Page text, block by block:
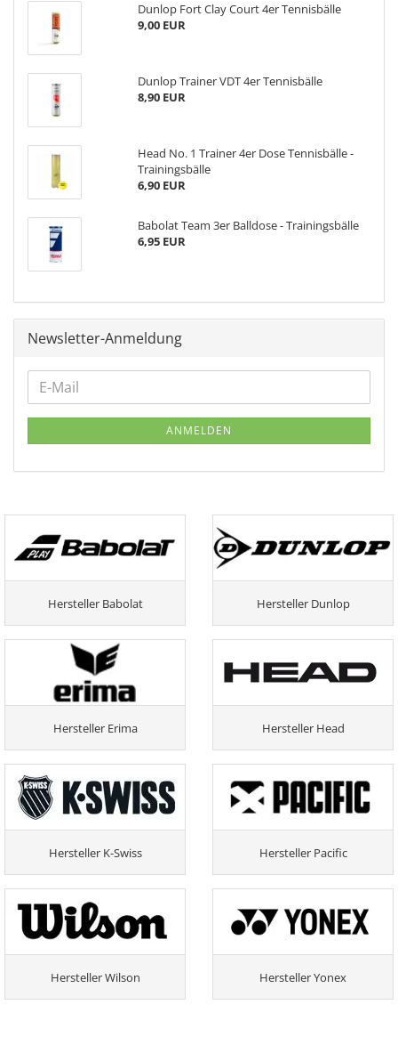
Dunlop Fort Clay Court 4er Tennisbälle
9,00 EUR
Dunlop Trainer VDT 4er Tennisbälle
8,90 EUR
Head No. 1 Trainer 4er Dose Tennisbälle -
Trainingsbälle
6,90 EUR
Babolat Team 3er Balldose - Trainingsbälle
6,95 EUR
Newsletter-Anmeldung
ANMELDEN
Hersteller Babolat Hersteller Dunlop
Hersteller Erima Hersteller Head
Hersteller K-Swiss Hersteller Pacific
Hersteller Wilson Hersteller Yonex